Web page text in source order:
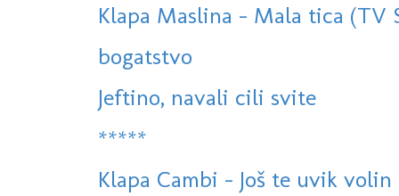
Klapa Maslina - Mala tica (TV
bogatstvo
Jeftino, navali cili svite
*****
Klapa Cambi - Još te uvik